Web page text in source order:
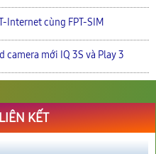
Internet cùng FPT-SIM
camera mới IQ 3S và Play 3
KẾT